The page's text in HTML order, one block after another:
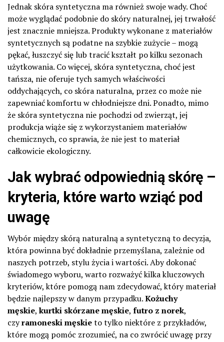
Jednak skóra syntetyczna ma również swoje wady. Choć
może wyglądać podobnie do skóry naturalnej, jej trwałość
jest znacznie mniejsza. Produkty wykonane z materiałów
syntetycznych są podatne na szybkie zużycie – mogą
pękać, łuszczyć się lub tracić kształt po kilku sezonach
użytkowania. Co więcej, skóra syntetyczna, choć jest
tańsza, nie oferuje tych samych właściwości
oddychających, co skóra naturalna, przez co może nie
zapewniać komfortu w chłodniejsze dni. Ponadto, mimo
że skóra syntetyczna nie pochodzi od zwierząt, jej
produkcja wiąże się z wykorzystaniem materiałów
chemicznych, co sprawia, że nie jest to materiał
całkowicie ekologiczny.
Jak wybrać odpowiednią skórę –
kryteria, które warto wziąć pod
uwagę
Wybór między skórą naturalną a syntetyczną to decyzja,
która powinna być dokładnie przemyślana, zależnie od
naszych potrzeb, stylu życia i wartości. Aby dokonać
świadomego wyboru, warto rozważyć kilka kluczowych
kryteriów, które pomogą nam zdecydować, który materiał
będzie najlepszy w danym przypadku.Kożuchy
męskie,kurtki skórzane męskie, futro z norek,
czyramoneski męskieto tylko niektóre z przykładów,
które mogą pomóc zrozumieć, na co zwrócić uwagę przy